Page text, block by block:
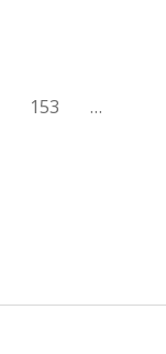
153
…